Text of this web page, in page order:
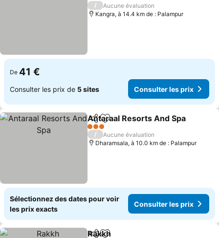
/
Aucune évaluation
Kangra, à 14.4 km de : Palampur
De 41 €
Consulter les prix de 5 sites Consulter les prix
PartagerAjouter à mes favoris
Antaraal Resorts And Spa
3 Étoiles
/
Aucune évaluation
Dharamsala, à 10.0 km de : Palampur
Sélectionnez des dates pour voir
les prix exacts
Consulter les prix
Rakkh